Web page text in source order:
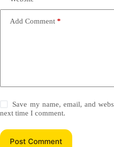
Add Comment *
Save my name, email, and
next time I comment.
Post Comment